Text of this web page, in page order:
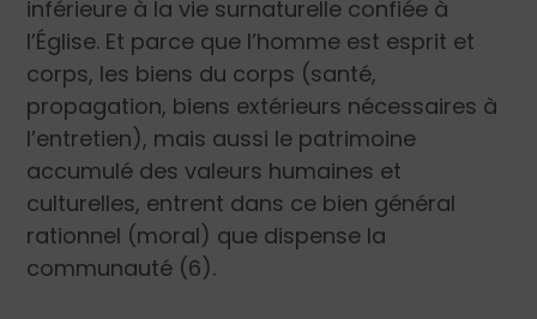
inférieure à la vie surnaturelle confiée à
l’Église. Et parce que l’homme est esprit et
corps, les biens du corps (santé,
propagation, biens extérieurs nécessaires à
l’entretien), mais aussi le patrimoine
accumulé des valeurs humaines et
culturelles, entrent dans ce bien général
rationnel (moral) que dispense la
communauté (6).